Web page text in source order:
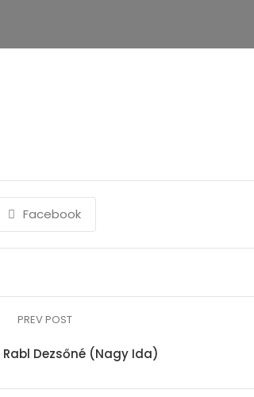
Facebook
PREV POST
Rabl Dezsőné (Nagy Ida)